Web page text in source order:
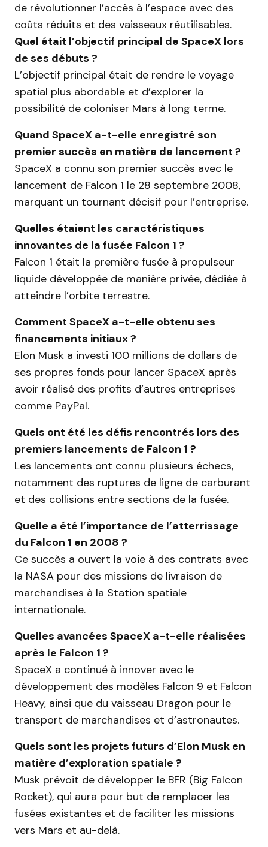
de révolutionner l’accès à l’espace avec des
coûts réduits et des vaisseaux réutilisables.
Quel était l’objectif principal de SpaceX lors
de ses débuts ?
L’objectif principal était de rendre le voyage
spatial plus abordable et d’explorer la
possibilité de coloniser Mars à long terme.
Quand SpaceX a-t-elle enregistré son
premier succès en matière de lancement ?
SpaceX a connu son premier succès avec le
lancement de Falcon 1 le 28 septembre 2008,
marquant un tournant décisif pour l’entreprise.
Quelles étaient les caractéristiques
innovantes de la fusée Falcon 1 ?
Falcon 1 était la première fusée à propulseur
liquide développée de manière privée, dédiée à
atteindre l’orbite terrestre.
Comment SpaceX a-t-elle obtenu ses
financements initiaux ?
Elon Musk a investi 100 millions de dollars de
ses propres fonds pour lancer SpaceX après
avoir réalisé des profits d’autres entreprises
comme PayPal.
Quels ont été les défis rencontrés lors des
premiers lancements de Falcon 1 ?
Les lancements ont connu plusieurs échecs,
notamment des ruptures de ligne de carburant
et des collisions entre sections de la fusée.
Quelle a été l’importance de l’atterrissage
du Falcon 1 en 2008 ?
Ce succès a ouvert la voie à des contrats avec
la NASA pour des missions de livraison de
marchandises à la Station spatiale
internationale.
Quelles avancées SpaceX a-t-elle réalisées
après le Falcon 1 ?
SpaceX a continué à innover avec le
développement des modèles Falcon 9 et Falcon
Heavy, ainsi que du vaisseau Dragon pour le
transport de marchandises et d’astronautes.
Quels sont les projets futurs d’Elon Musk en
matière d’exploration spatiale ?
Musk prévoit de développer le BFR (Big Falcon
Rocket), qui aura pour but de remplacer les
fusées existantes et de faciliter les missions
vers Mars et au-delà.